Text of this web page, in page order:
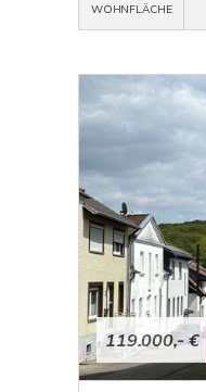
WOHNFLÄCHE
119.000,- €